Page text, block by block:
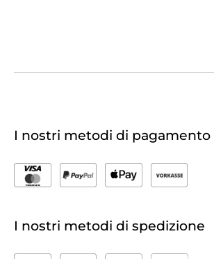
I nostri metodi di pagamento
I nostri metodi di spedizione